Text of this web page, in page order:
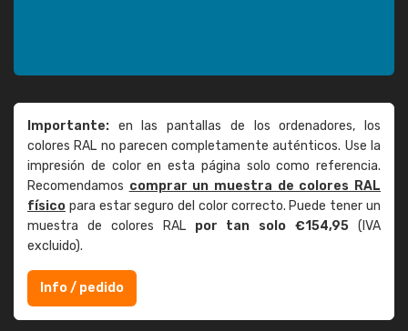
Importante: en las pantallas de los ordenadores, los
colores RAL no parecen completamente auténticos. Use la
impresión de color en esta página solo como referencia.
Recomendamos comprar un muestra de colores RAL
físico para estar seguro del color correcto. Puede tener un
muestra de colores RAL por tan solo €154,95 (IVA
excluido).
Info / pedido